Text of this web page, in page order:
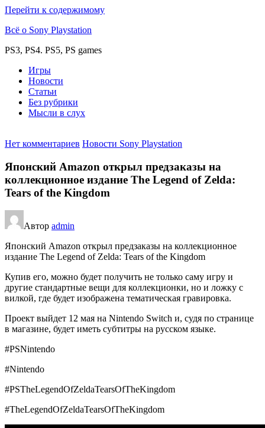
Перейти к содержимому
Всё о Sony Playstation
PS3, PS4. PS5, PS games
Игры
Новости
Статьи
Без рубрики
Мысли в слух
Нет комментариев Новости Sony Playstation
Японский Amazon открыл предзаказы на
коллекционное издание The Legend of Zelda:
Tears of the Kingdom
Автор admin
Японский Amazon открыл предзаказы на коллекционное
издание The Legend of Zelda: Tears of the Kingdom
Купив его, можно будет получить не только саму игру и
другие стандартные вещи для коллекционки, но и ложку с
вилкой, где будет изображена тематическая гравировка.
Проект выйдет 12 мая на Nintendo Switch и, судя по странице
в магазине, будет иметь субтитры на русском языке.
#PSNintendo
#Nintendo
#PSTheLegendOfZeldaTearsOfTheKingdom
#TheLegendOfZeldaTearsOfTheKingdom